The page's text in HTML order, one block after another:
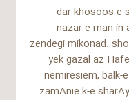
4. dar khosoos-
nazar-e man in
zendegi mikonad.
yek gazal az
nemiresiem, balk-
zamAnie k-e